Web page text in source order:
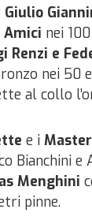
Giulio
Amici nei
Renzi e
nei 50
al collo
e i
Bianchini e
Menghini
pinne.